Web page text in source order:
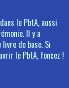
le PbtA, aussi
Il y a
de base. Si
le PbtA, foncez !